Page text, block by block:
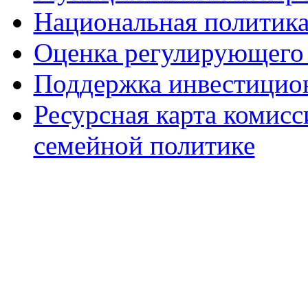
Национальная
Оценка регулирующего
Поддержка
Ресурсная карта
семейной политике